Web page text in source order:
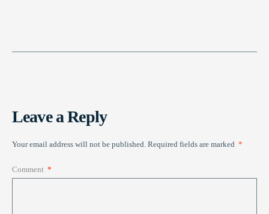
Leave a Reply
Your email address will not be published. Required fields are marked *
Comment *